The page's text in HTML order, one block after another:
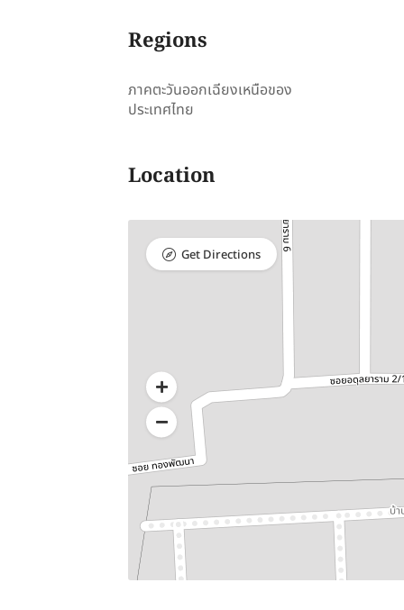
Regions
ภาคตะวันออกเฉียงเหนือของ
ประเทศไทย
Location
Get Directions